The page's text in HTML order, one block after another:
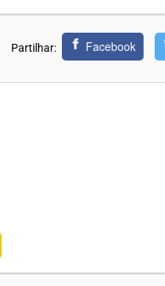
Partilhar: Facebook